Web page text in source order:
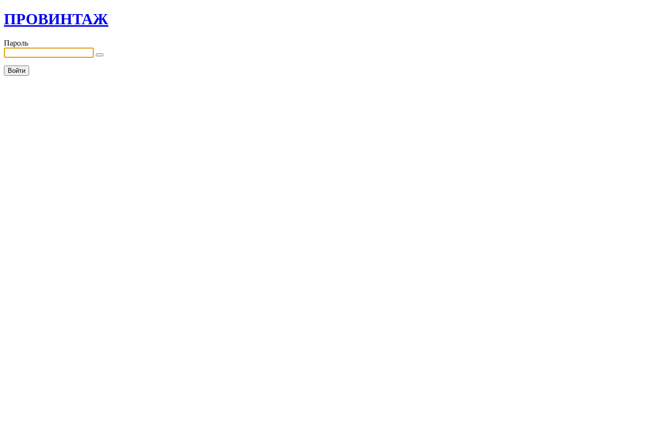
ПРОВИНТАЖ
Пароль